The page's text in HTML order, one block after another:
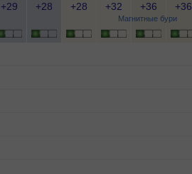
Магнитные бури
+29 +28 +28 +32 +36 +36